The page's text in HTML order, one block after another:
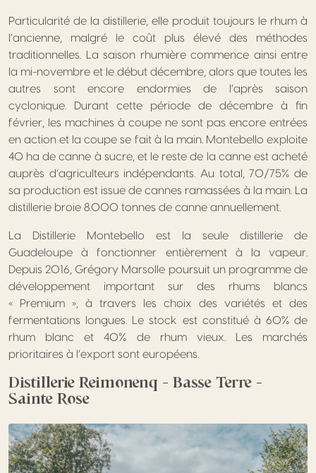
Particularité de la distillerie, elle produit toujours le rhum à
l’ancienne, malgré le coût plus élevé des méthodes
traditionnelles. La saison rhumière commence ainsi entre
la mi-novembre et le début décembre, alors que toutes les
autres sont encore endormies de l’après saison
cyclonique. Durant cette période de décembre à fin
février, les machines à coupe ne sont pas encore entrées
en action et la coupe se fait à la main. Montebello exploite
40 ha de canne à sucre, et le reste de la canne est acheté
auprès d’agriculteurs indépendants. Au total, 70/75% de
sa production est issue de cannes ramassées à la main. La
distillerie broie 8.000 tonnes de canne annuellement.
La Distillerie Montebello est la seule distillerie de
Guadeloupe à fonctionner entièrement à la vapeur.
Depuis 2016, Grégory Marsolle poursuit un programme de
développement important sur des rhums blancs
« Premium », à travers les choix des variétés et des
fermentations longues. Le stock est constitué à 60% de
rhum blanc et 40% de rhum vieux. Les marchés
prioritaires à l’export sont européens.
Distillerie Reimonenq – Basse Terre –
Sainte Rose